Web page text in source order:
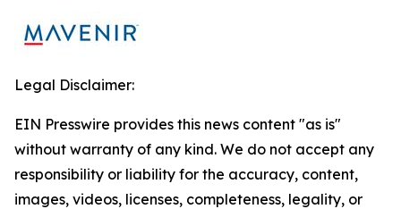
Legal Disclaimer:
EIN Presswire provides this news content "as is"
without warranty of any kind. We do not accept any
responsibility or liability for the accuracy, content,
images, videos, licenses, completeness, legality, or